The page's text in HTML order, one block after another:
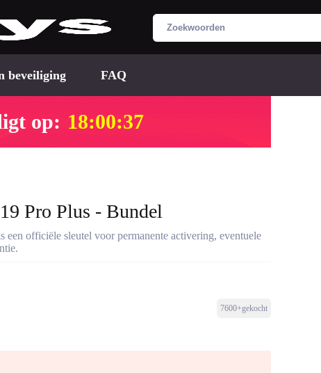
beveiliging FAQ
op: 18:00:36
Pro Plus - Bundel
officiële sleutel voor permanente activering, eventuele
7600+gekocht